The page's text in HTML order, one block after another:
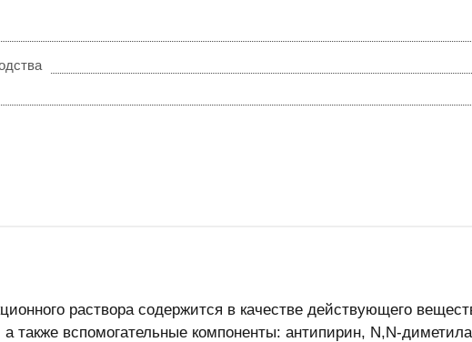
раствора содержится в качестве действующего
а также вспомогательные компоненты: антипирин, N,N-